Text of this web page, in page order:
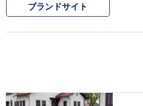
ブランドサイト